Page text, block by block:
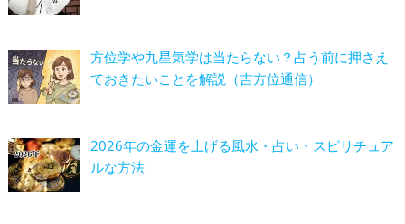
方位学や九星気学は当たらない？占う前に押さえ
ておきたいことを解説（吉方位通信）
2026年の金運を上げる風水・占い・スピリチュア
ルな方法